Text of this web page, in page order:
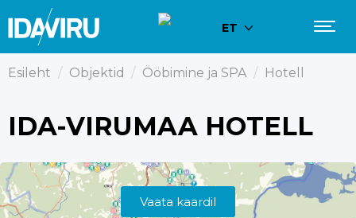
ET
Esileht / Objektid / Ööbimine ja SPA / Hotell
IDA-VIRUMAA HOTELL
Vaata kaardil